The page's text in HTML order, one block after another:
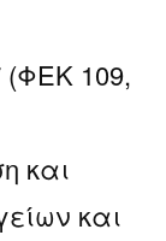
109,
και
και